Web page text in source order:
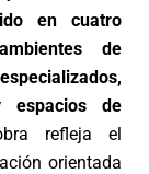
en cuatro
de
espacios de
refleja el
orientada